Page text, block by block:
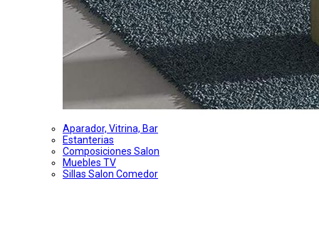
Aparador, Vitrina, Bar
Estanterias
Composiciones Salon
Muebles TV
Sillas Salon Comedor